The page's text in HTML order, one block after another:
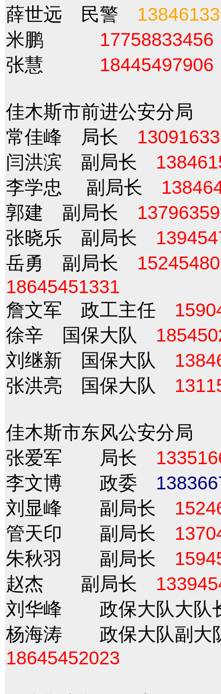
薛世远 民警
米鹏 17758833456
张慧 18445497906
佳木斯市前进公安分局
常佳峰 局长
闫洪滨 副局长
李学忠 副局长
郭建 副局长
张晓乐 副局长
岳勇 副局长
18645451331
詹文军 政工主任
徐辛 国保大队
刘继新 国保大队
张洪亮 国保大队
佳木斯市东风公安分局
张爱军 局长
李文博 政委
刘显峰 副局长
管天印 副局长
朱秋羽 副局长
赵杰 副局长
刘华峰 政保大队大
杨海涛 政保大队副
18645452023